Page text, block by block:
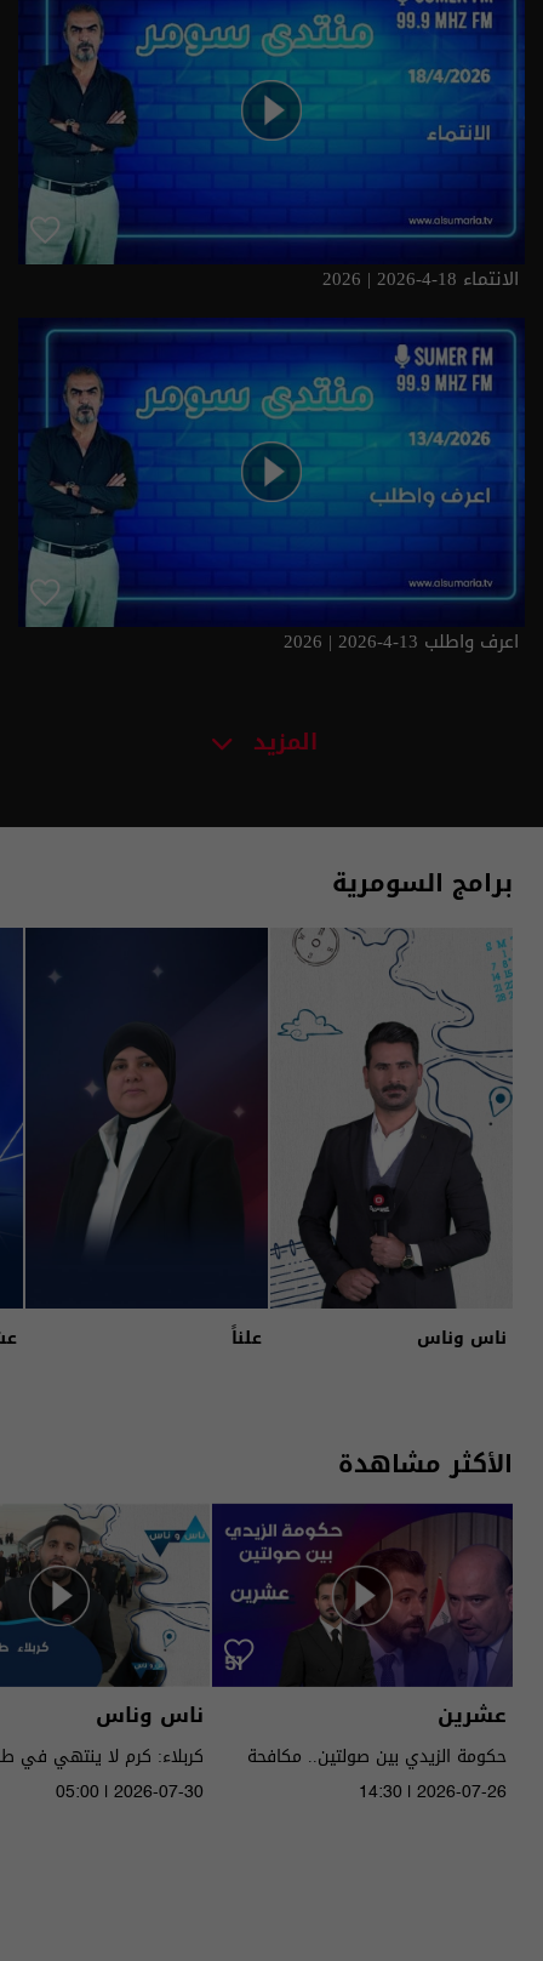
الانتماء 18-4-2026 | 2026
اعرف واطلب 13-4-2026 | 2026
المزيد
برامج السومرية
ناس وناس علناً
الأكثر مشاهدة
عشرين
حكومة الزيدي بين صولتين.. مكافحة
14:30 | 2026-07-26
ناس وناس
كربلاء: كرم لا ينتهي في
05:00 | 2026-07-30